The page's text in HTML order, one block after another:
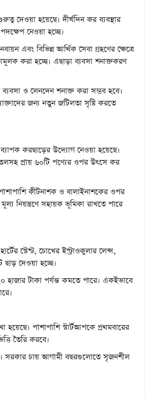
দেওয়া হয়েছে। দীর্ঘদিন কর ব্যবস্থার
নেওয়া হচ্ছে।
এবং বিভিন্ন আর্থিক সেবা গ্রহণের ক্ষেত্রে
করা হচ্ছে। এছাড়া ব্যবসা শনাক্তকরণ
ও লেনদেন শনাক্ত করা সম্ভব হবে।
জন্য নতুন জটিলতা সৃষ্টি করতে
করছাড়ের উদ্যোগ নেওয়া হয়েছে।
প্রায় ৬০টি পণ্যের ওপর উৎসে কর
কীটনাশক ও বালাইনাশকের ওপর
নিয়ন্ত্রণে সহায়ক ভূমিকা রাখতে পারে
স্টেন্ট, চোখের ইন্ট্রাওকুলার লেন্স,
দেওয়া হচ্ছে।
হাজার টাকা পর্যন্ত কমতে পারে। একইভাবে
হয়েছে। পাশাপাশি স্টার্টআপকে প্রথমবারের
তৈরি করবে।
সরকার চায় আগামী বছরগুলোতে সৃজনশীল